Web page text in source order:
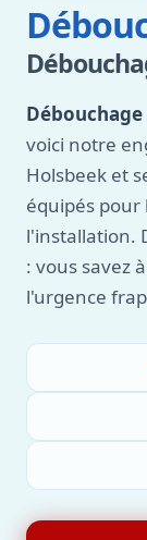
voici notre
Holsbeek et
équipés
l'installation.
: vous savez
l'urgence